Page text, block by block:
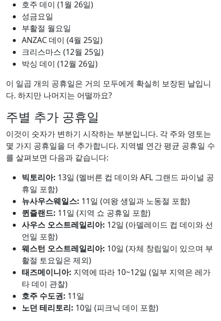
호주 데이 (1월 26일)
성금요일
부활절 월요일
ANZAC 데이 (4월 25일)
크리스마스 (12월 25일)
박싱 데이 (12월 26일)
이 일곱 개의 공휴일은 거의 모두에게 확실히 보장된 날입니
다. 하지만 나머지는 어떨까요?
주별 추가 공휴일
이것이 숫자가 변하기 시작하는 부분입니다. 각 주와 영토는
몇 가지 공휴일을 더 추가합니다. 지역별 연간 평균 공휴일 수
를 살펴보면 다음과 같습니다:
빅토리아: 13일 (멜버른 컵 데이와 AFL 그랜드 파이널 공
휴일 포함)
뉴사우스웨일스: 11일 (여왕 생일과 노동절 포함)
퀸즐랜드: 11일 (지역 쇼 공휴일 포함)
사우스 오스트레일리아: 12일 (아델레이드 컵 데이와 선
언일 포함)
웨스턴 오스트레일리아: 10일 (자체 창립일이 있으며 부
활절 토요일은 제외)
태즈메이니아: 지역에 따라 10~12일 (일부 지역은 레가
타 데이 관찰)
호주 수도권: 11일
노던 테리토리: 10일 (피크닉 데이 포함)